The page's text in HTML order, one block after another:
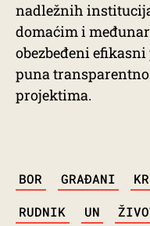
nadležnih
domaćim i
obezbeđeni
puna
projektima.
BOR GRAĐANI
RUDNIK UN